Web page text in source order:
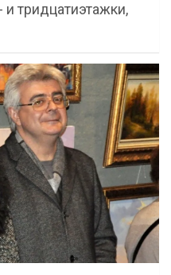
тридцатиэтажки,